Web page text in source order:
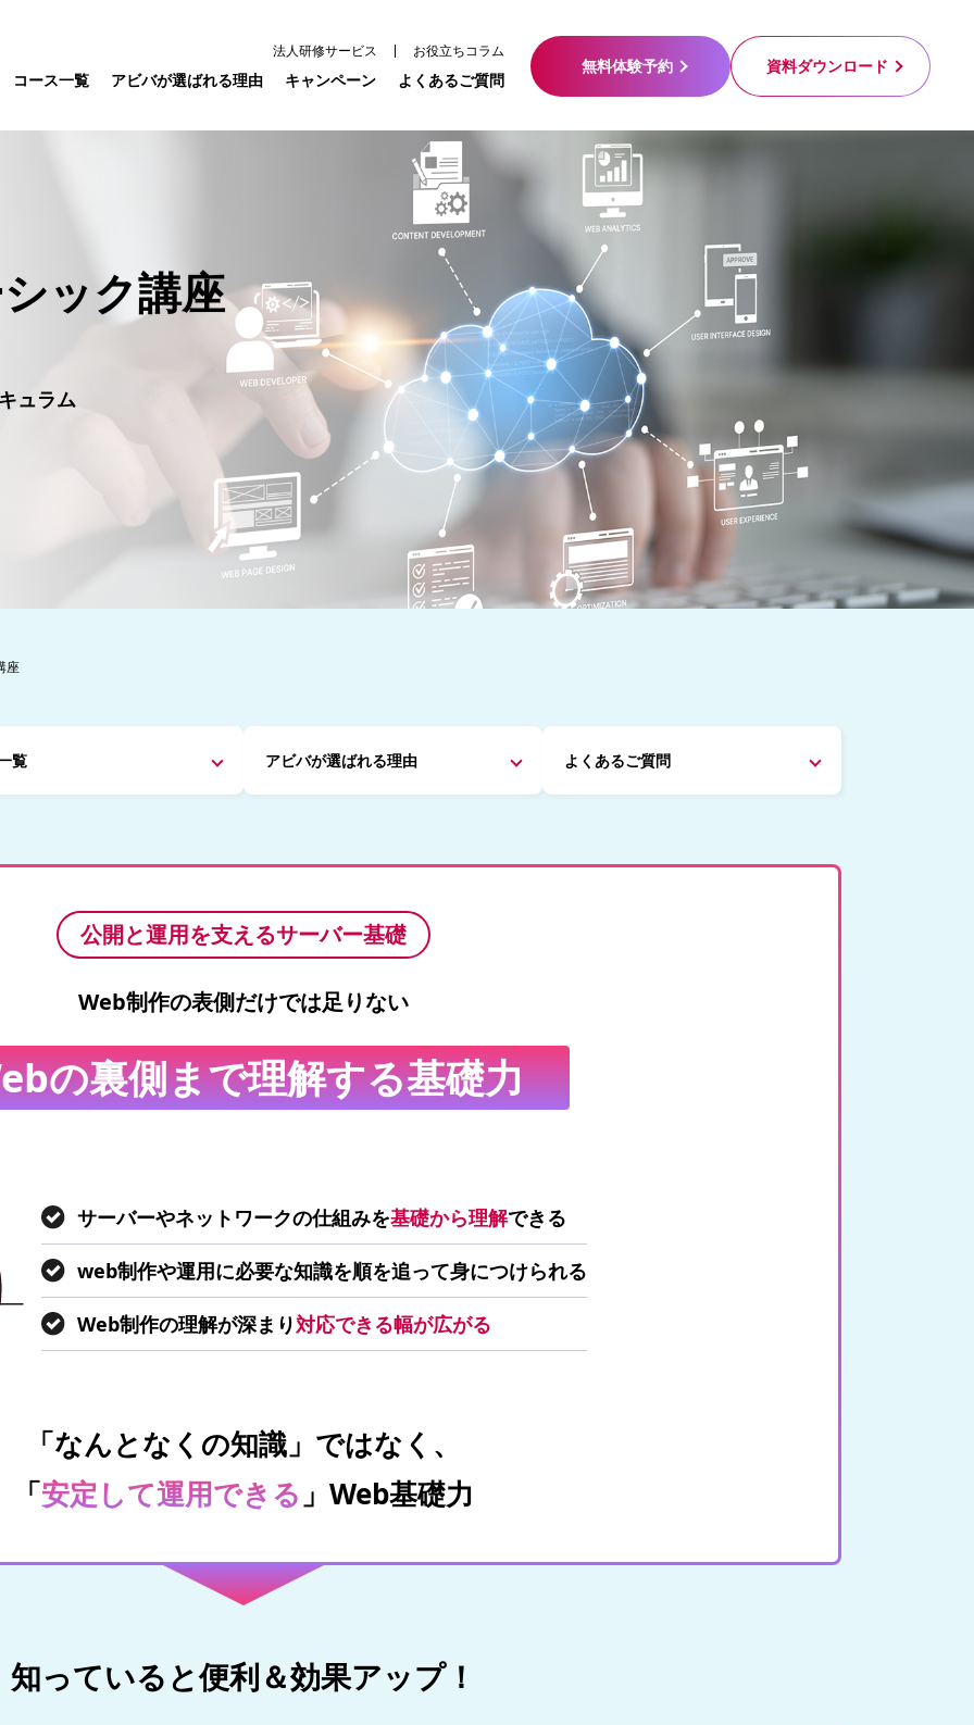
法人研修サービス お役立ちコラム
コース一覧 アビバが選ばれる理由 キャンペーン よくあるご質問
無料体験予約 資料ダウンロード
ック講座
ュラム
座
覧 アビバが選ばれる理由 よくあるご質問
公開と運用を支えるサーバー基礎
Web制作の表側だけでは足りない
の裏側まで理解する基礎力
サーバーやネットワークの仕組みを基礎から理解できる
web制作や運用に必要な知識を順を追って身につけられる
Web制作の理解が深まり対応できる幅が広がる
「なんとなくの知識」ではなく、
「安定して運用できる 」Web基礎力
知っていると便利＆効果アップ！